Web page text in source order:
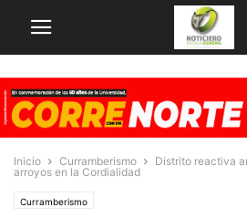
Inicio Curramberismo
Distrito reactiva
arroyos en la Cordialidad
Curramberismo